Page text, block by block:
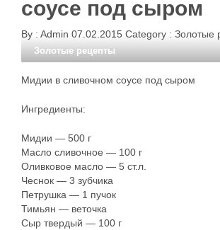
соусе под сыром
By : Admin 07.02.2015 Category : Золотые
Золотые рецепты
Мидии в сливочном соусе под сыром
Ингредиенты:
Мидии — 500 г
Масло сливочное — 100 г
Оливковое масло — 5 ст.л.
Чеснок — 3 зубчика
Петрушка — 1 пучок
Тимьян — веточка
Сыр твердый — 100 г